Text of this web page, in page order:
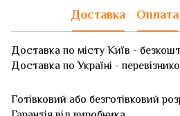
Доставка Оплата
Доставка по місту Київ -
Доставка по Україні -
Готівковий або безготівковий